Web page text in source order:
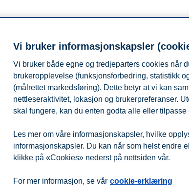
morsomme læringsopplevelser. Han er kåret til beste
Norge jobber», der Arnestad undersøker alle de store og
BIs månedlige frokostseminar og nettverksmøteplass for
Vi bruker informasjonskapsler
Vi bruker både egne og tredjeparters cookies når
brukeropplevelse (funksjonsforbedring, statistikk
(målrettet markedsføring). Dette betyr at vi kan
nettleseraktivitet, lokasjon og brukerpreferanser.
skal fungere, kan du enten godta alle eller
Les mer om våre informasjonskapsler, hvilke
informasjonskapsler. Du kan når som helst endre
klikke på «Cookies» nederst på nettsiden vår.
For mer informasjon, se vår cookie-erklæring